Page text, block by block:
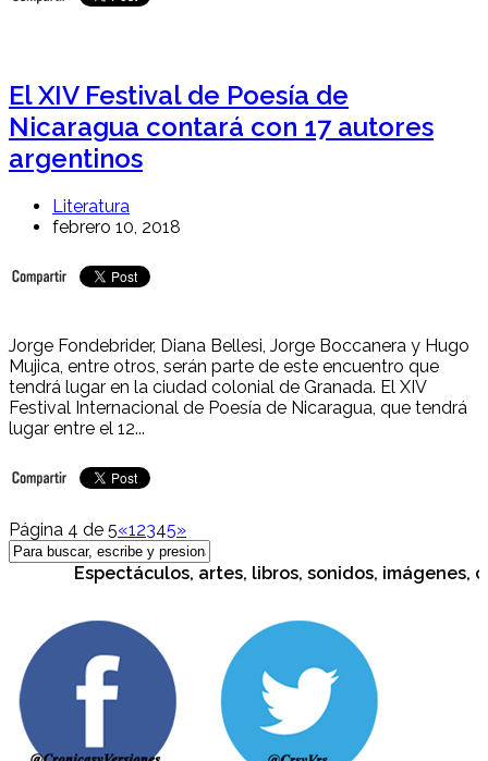
El XIV Festival de Poesía de
Nicaragua contará con 17 autores
argentinos
Literatura
febrero 10, 2018
Jorge Fondebrider, Diana Bellesi, Jorge Boccanera y Hugo
Mujica, entre otros, serán parte de este encuentro que
tendrá lugar en la ciudad colonial de Granada. El XIV
Festival Internacional de Poesía de Nicaragua, que tendrá
lugar entre el 12...
Página 4 de 5«1 2345»
Espectáculos, artes, libros, sonidos, imágenes,